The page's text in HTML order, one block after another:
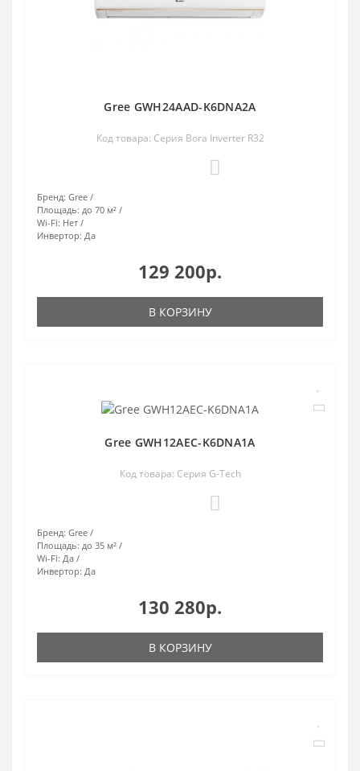
Gree GWH24AAD-K6DNA2A
Код товара: Серия Bora Inverter R32
Бренд: Gree
Площадь: до 70 м²
Wi-Fi: Нет
Инвертор: Да
129 200р.
В КОРЗИНУ
Gree GWH12AEC-K6DNA1A
Код товара: Серия G-Tech
Бренд: Gree
Площадь: до 35 м²
Wi-Fi: Да
Инвертор: Да
130 280р.
В КОРЗИНУ